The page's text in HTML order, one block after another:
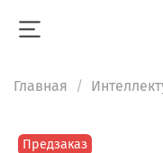
Главная
Предзаказ